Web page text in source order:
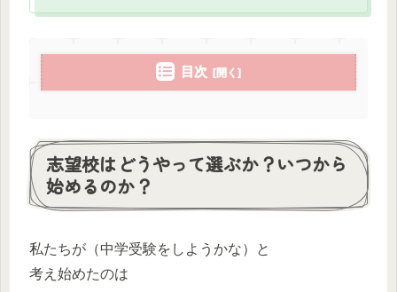
目次
志望校はどうやって選ぶか？いつから
始めるのか？
私たちが（中学受験をしようかな）と
考え始めたのは